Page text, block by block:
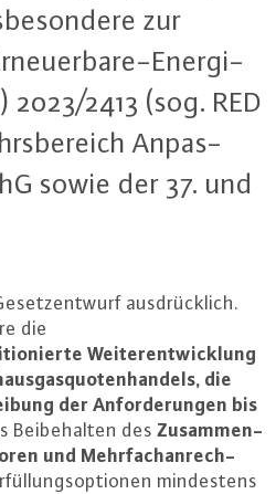
zur
En­er­gi­
2413 (sog. RED
An­pas­
sowie der 37. und
aus­drück­lich.
die
Wei­ter­ent­wick­lung
die
der An­for­de­run­gen bis
Bei­be­hal­ten des Zu­sam­men­
und Mehr­fach­an­rech­
min­des­tens